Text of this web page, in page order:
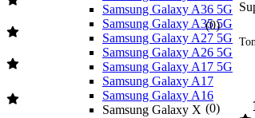
Samsung Galaxy A36 5G
Samsung Galaxy A35 5G
Samsung Galaxy A27 5G
Samsung Galaxy A26 5G
Samsung Galaxy A17 5G
Samsung Galaxy A17
Samsung Galaxy A16
Samsung Galaxy X
(0)
(0)